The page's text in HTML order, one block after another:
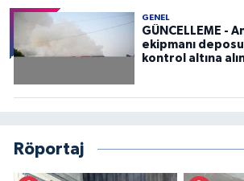
GENEL
GÜNCELLEME -
ekipmanı
kontrol altına
Röportaj